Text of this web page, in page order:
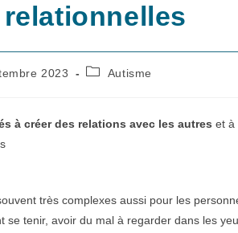
2023
PostAutisme
à créer des relations avec les autres et à
très complexes aussi pour les
se tenir, avoir du mal à regarder dans les